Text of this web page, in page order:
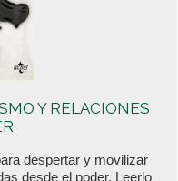
Y RELACIONES
despertar y movilizar
desde el poder. Leerlo